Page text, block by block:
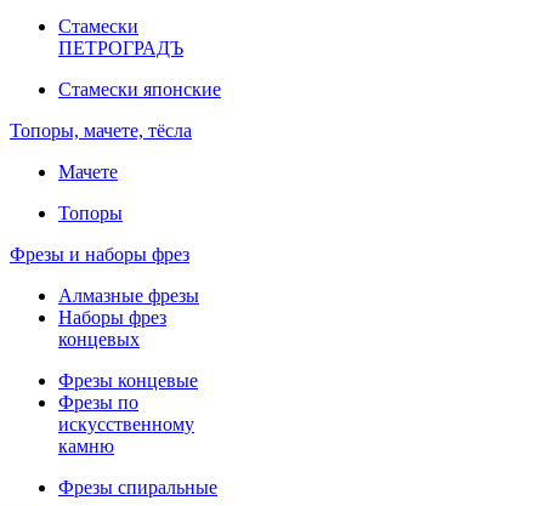
Стамески
ПЕТРОГРАДЪ
Стамески японские
Топоры, мачете, тёсла
Мачете
Топоры
Фрезы и наборы фрез
Алмазные фрезы
Наборы фрез
концевых
Фрезы концевые
Фрезы по
искусственному
камню
Фрезы спиральные